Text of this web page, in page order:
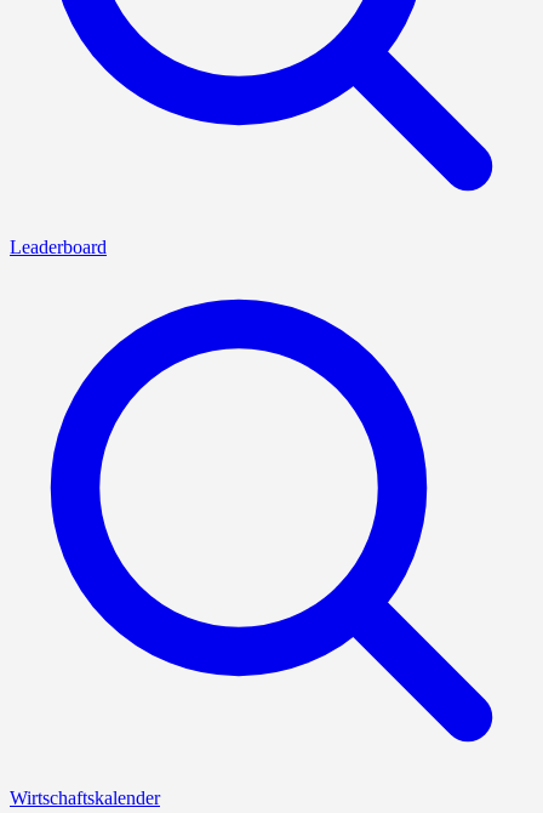
Leaderboard
Wirtschaftskalender